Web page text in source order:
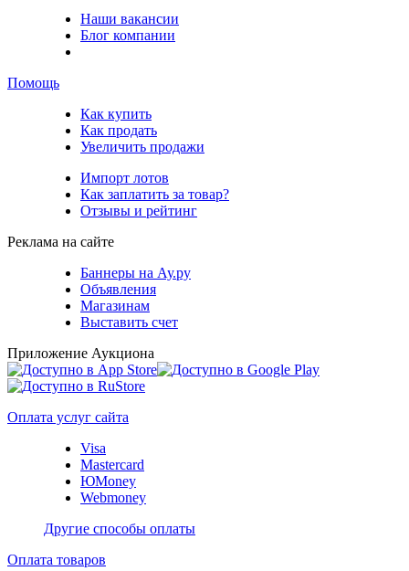
Наши вакансии
Блог компании
Помощь
Как купить
Как продать
Увеличить продажи
Импорт лотов
Как заплатить за товар?
Отзывы и рейтинг
Реклама на сайте
Баннеры на Ау.ру
Объявления
Магазинам
Выставить счет
Приложение Аукциона
Оплата услуг сайта
Visa
Mastercard
ЮMoney
Webmoney
Другие способы оплаты
Оплата товаров